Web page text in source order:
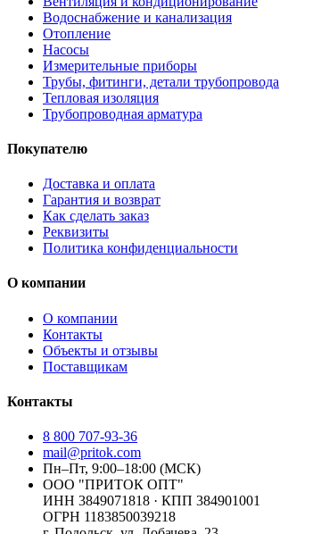
Водоснабжение и канализация
Отопление
Насосы
Измерительные приборы
Трубы, фитинги, детали трубопровода
Тепловая изоляция
Трубопроводная арматура
Покупателю
Доставка и оплата
Гарантия и возврат
Как сделать заказ
Реквизиты
Политика конфиденциальности
О компании
О компании
Контакты
Объекты и отзывы
Поставщикам
Контакты
8 800 707-93-36
mail@pritok.com
Пн–Пт, 9:00–18:00 (МСК)
ООО "ПРИТОК ОПТ"
ИНН 3849071818 · КПП 384901001
ОГРН 1183850039218